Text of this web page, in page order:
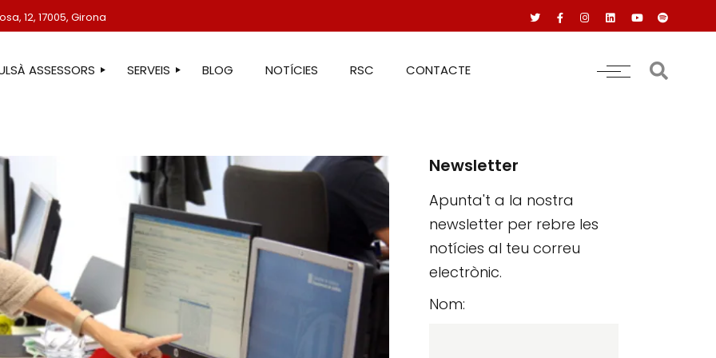
12, 17005, Girona
ASSESSORS SERVEIS
ASSESSORIA FISCAL
ASSESSORIA COMPTABLE
ASSESSORIA JURÍDICA
ASSESSORIA ADMINISTRATIVA
ASSESSORIA DE COMUNICACIÓ
ASSESSORIA EN ESTRANGERIA
PROTECCIÓ DE DADES
SERVEIS IMMOBILIARIS
BLOG NOTÍCIES RSC CONTACTE
Newsletter
Apunta't a la nostra
newsletter per rebre les
notícies al teu correu
electrònic.
Nom: